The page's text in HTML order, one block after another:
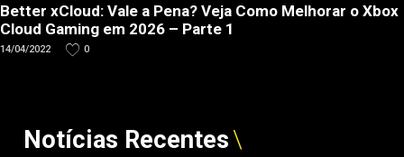
Better xCloud: Vale a Pena? Veja Como Melhorar o Xbox
Cloud Gaming em 2026 – Parte 1
14/04/2022 0
Notícias Recentes